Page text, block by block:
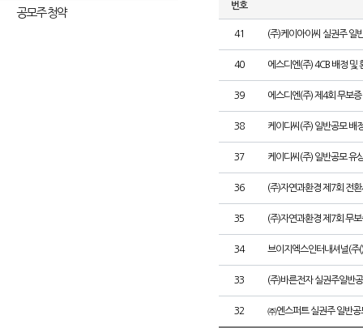
공모주 청약
번호
41 (주)케이아이씨 실권주 일
40 에스디엔(주) 4CB 배정 및
39 에스디엔(주) 제4회 무보
38 케이디씨(주) 일반공모 배
37 케이디씨(주) 일반공모 유
36 (주)자연과환경 제7회 전
35 (주)자연과환경 제7회 무
34 브이지엑스인터내셔널(주
33 (주)바른전자 실권주일반
32 ㈜엔스퍼트 실권주 일반공